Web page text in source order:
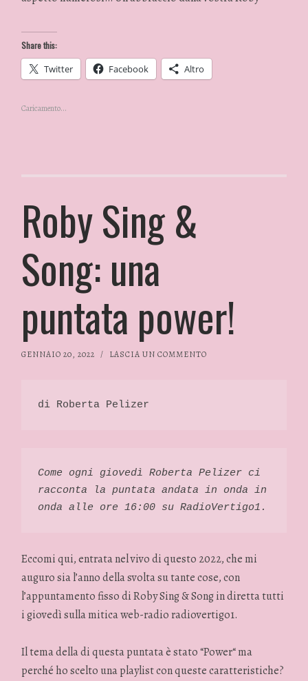
Share this:
Twitter Facebook Altro
Caricamento...
Roby Sing &
Song: una
puntata power!
GENNAIO 20, 2022 / LASCIA UN COMMENTO
di Roberta Pelizer
Come ogni giovedì Roberta Pelizer ci
racconta la puntata andata in onda in
Eccomi qui, entrata nel vivo di questo 2022, che mi
auguro sia l’anno della svolta su tante cose, con
l’appuntamento fisso di Roby Sing & Song in diretta tutti
i giovedì sulla mitica web-radio radiovertigo1.
Il tema della di questa puntata è stato “Power“ ma
perché ho scelto una playlist con queste caratteristiche?